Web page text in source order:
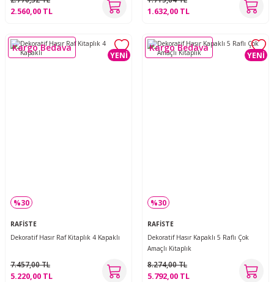
2.560,00 TL 1.632,00 TL
YENİ
%30
Kargo Bedava
RAFİSTE
Dekoratif Hasır Raf Kitaplık 4 Kapaklı
7.457,00 TL
5.220,00 TL
YENİ
%30
Kargo Bedava
RAFİSTE
Dekoratif Hasır Kapaklı 5 Raflı Çok
Amaçlı Kitaplık
8.274,00 TL
5.792,00 TL